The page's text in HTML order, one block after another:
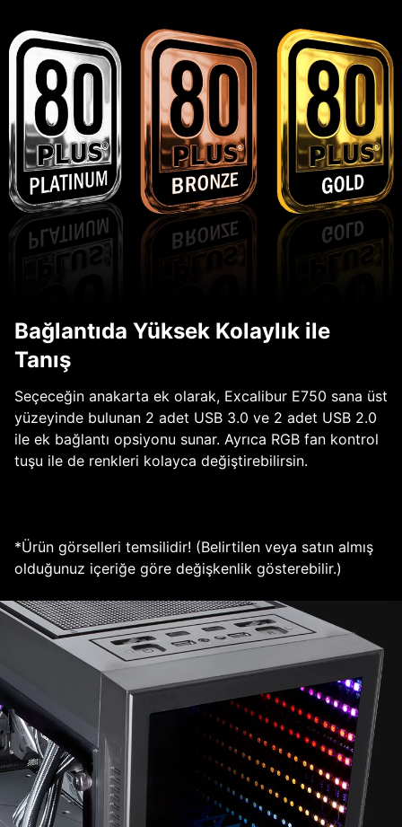
Bağlantıda Yüksek Kolaylık ile
Tanış
Seçeceğin anakarta ek olarak, Excalibur E750 sana üst
yüzeyinde bulunan 2 adet USB 3.0 ve 2 adet USB 2.0
ile ek bağlantı opsiyonu sunar. Ayrıca RGB fan kontrol
tuşu ile de renkleri kolayca değiştirebilirsin.
*Ürün görselleri temsilidir! (Belirtilen veya satın almış
olduğunuz içeriğe göre değişkenlik gösterebilir.)